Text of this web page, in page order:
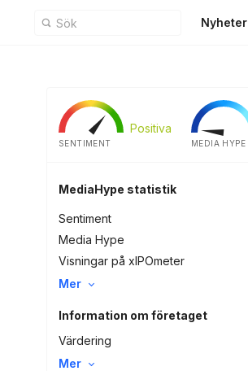
Nyheter
Positiva
SENTIMENT
MEDIA HYPE
MediaHype statistik
Sentiment
Media Hype
Visningar på xIPOmeter
Mer
Information om företaget
Värdering
Mer